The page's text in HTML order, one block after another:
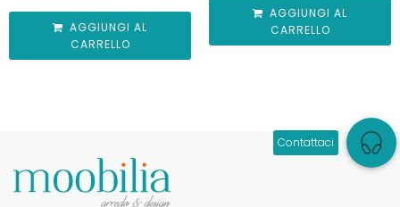
AGGIUNGI AL
CARRELLO
AGGIUNGI AL
CARRELLO